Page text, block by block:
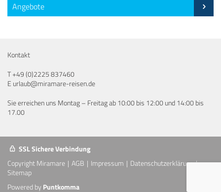
Angebote
Kontakt
T+49 (0)2225 837460
E urlaub@miramare-reisen.de
Sie erreichen uns Montag – Freitag ab 10:00 bis 12:00 und 14:00 bis
17.00
SSL Sichere Verbindung
Copyright Miramare
AGB Impressum
Datenschutzerklärung
Sitemap
Powered by Puntkomma